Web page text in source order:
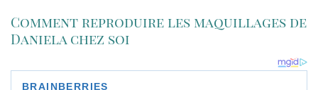
Comment reproduire les maquillages de
Daniela chez soi